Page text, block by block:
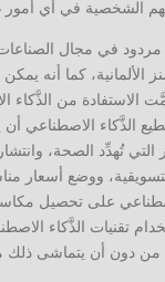
في أي أمور غير
في مجال الصناعات
كما أنه
الاستفادة من
الذَّكاء الاصطناعي أن
التي تُهدِّد الصحة،
ووضع أسعار
على تحصيل مكاسب
تقنيات الذَّكاء
من دون أن يتماشى